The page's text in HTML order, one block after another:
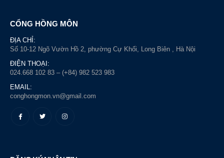
CỔNG HỒNG MÔN
ĐỊA CHỈ:
Số 10-12 Ngõ Vườn Hồ 2, phường Cự Khối, Long Biên , Hà Nội
ĐIỆN THOẠI:
024.668 102 83 – (+84) 982 523 983
EMAIL:
conghongmon.vn@gmail.com